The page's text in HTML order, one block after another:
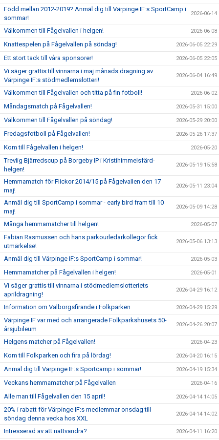
Född mellan 2012-2019? Anmäl dig till Värpinge IF:s SportCamp i
sommar!
2026-06-14
Välkommen till Fågelvallen i helgen! 2026-06-08
Knattespelen på Fågelvallen på söndag! 2026-06-05 22:29
Ett stort tack till våra sponsorer! 2026-06-05 22:05
Vi säger grattis till vinnarna i maj månads dragning av
Värpinge IF:s stödmedlemslotteri!
2026-06-04 16:49
Välkommen till Fågelvallen och titta på fin fotboll! 2026-06-02
Måndagsmatch på Fågelvallen! 2026-05-31 15:00
Välkommen till Fågelvallen på söndag! 2026-05-29 20:00
Fredagsfotboll på Fågelvallen! 2026-05-26 17:37
Kom till Fågelvallen i helgen! 2026-05-20
Trevlig Bjärredscup på Borgeby IP i Kristihimmelsfärd-
helgen!
2026-05-19 15:58
Hemmamatch för Flickor 2014/15 på Fågelvallen den 17
maj!
2026-05-11 23:04
Anmäl dig till SportCamp i sommar - early bird fram till 10
maj!
2026-05-09 14:28
Många hemmamatcher till helgen! 2026-05-07
Fabian Rasmussen och hans parkourledarkollegor fick
utmärkelse!
2026-05-06 13:13
Anmäl dig till Värpinge IF:s SportCamp i sommar! 2026-05-03
Hemmamatcher på Fågelvallen i helgen! 2026-05-01
Vi säger grattis till vinnarna i stödmedlemslotteriets
aprildragning!
2026-04-29 16:12
Information om Valborgsfirande i Folkparken 2026-04-29 15:29
Värpinge IF var med och arrangerade Folkparkshusets 50-
årsjubileum
2026-04-26 20:07
Helgens matcher på Fågelvallen! 2026-04-23
Kom till Folkparken och fira på lördag! 2026-04-20 16:15
Anmäl dig till Värpinge IF:s Sportcamp i sommar! 2026-04-19 15:34
Veckans hemmamatcher på Fågelvallen 2026-04-16
Alle man till Fågelvallen den 15 april! 2026-04-14 14:05
20% i rabatt för Värpinge IF:s medlemmar onsdag till
söndag denna vecka hos XXL
2026-04-14 14:02
Intresserad av att nattvandra? 2026-04-11 16:20